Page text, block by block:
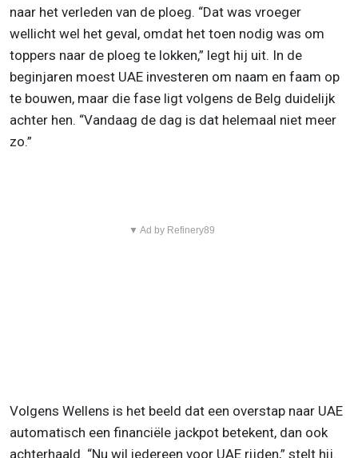
naar het verleden van de ploeg. “Dat was vroeger
wellicht wel het geval, omdat het toen nodig was om
toppers naar de ploeg te lokken,” legt hij uit. In de
beginjaren moest UAE investeren om naam en faam op
te bouwen, maar die fase ligt volgens de Belg duidelijk
achter hen. “Vandaag de dag is dat helemaal niet meer
zo.”
▼ Ad by Refinery89
Volgens Wellens is het beeld dat een overstap naar UAE
automatisch een financiële jackpot betekent, dan ook
achterhaald. “Nu wil iedereen voor UAE rijden,” stelt hij.